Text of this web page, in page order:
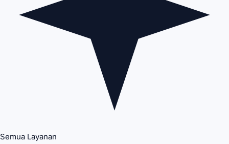
Semua Layanan